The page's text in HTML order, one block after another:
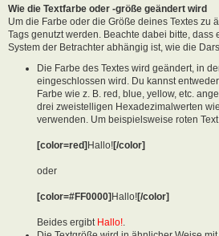
Wie die Textfarbe oder -größe geändert wird
Um die Farbe oder die Größe deines Textes zu
Tags genutzt werden. Beachte dabei bitte, dass
System der Betrachter abhängig ist, wie die
Die Farbe des Textes wird geändert, in
eingeschlossen wird. Du kannst
Farbe wie z. B. red, blue, yellow, etc.
drei zweistelligen Hexadezimalwerten
verwenden. Um beispielsweise roten
[color=red]Hallo![/color]
oder
[color=#FF0000]Hallo![/color]
Beides ergibt Hallo!